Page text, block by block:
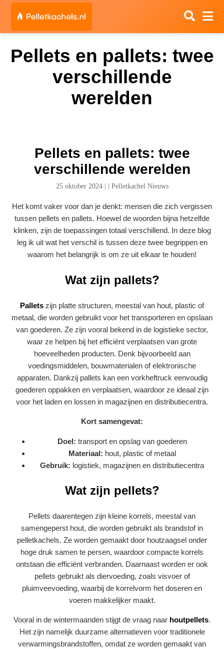
Pellets en pallets: twee
verschillende
werelden
Pellets en pallets: twee
verschillende werelden
25 oktober 2024| Pelletkachel Nieuws
Het komt vaker voor dan je denkt: mensen die zich vergissen
tussen pellets en pallets. Hoewel de woorden bijna hetzelfde
klinken, zijn de toepassingen totaal verschillend. In deze blog
leg ik uit wat het verschil is tussen deze twee begrippen en
waarom het belangrijk is om ze uit elkaar te houden!
Wat zijn pallets?
Pallets zijn platte structuren, meestal van hout, plastic of
metaal, die worden gebruikt voor het transporteren en opslaan
van goederen. Ze zijn vooral bekend in de logistieke sector,
waar ze helpen bij het efficiënt verplaatsen van grote
hoeveelheden producten. Denk bijvoorbeeld aan
voedingsmiddelen, bouwmaterialen of elektronische
apparaten. Dankzij pallets kan een vorkheftruck eenvoudig
goederen oppakken en verplaatsen, waardoor ze ideaal zijn
voor het laden en lossen in magazijnen en distributiecentra.
Kort samengevat:
Doel: transport en opslag van goederen
Materiaal: hout, plastic of metaal
Gebruik: logistiek, magazijnen en distributiecentra
Wat zijn pellets?
Pellets daarentegen zijn kleine korrels, meestal van
samengeperst hout, die worden gebruikt als brandstof in
pelletkachels. Ze worden gemaakt door houtzaagsel onder
hoge druk samen te persen, waardoor compacte korrels
ontstaan die efficiënt verbranden. Daarnaast worden er ook
pellets gebruikt als diervoeding, zoals visvoer of
pluimveevoeding, waarbij de korrelvorm het doseren en
voeren makkelijker maakt.
Vooral in de wintermaanden stijgt de vraag naar houtpellets.
Het zijn namelijk duurzame alternatieven voor traditionele
verwarmingsbrandstoffen, omdat ze worden gemaakt van